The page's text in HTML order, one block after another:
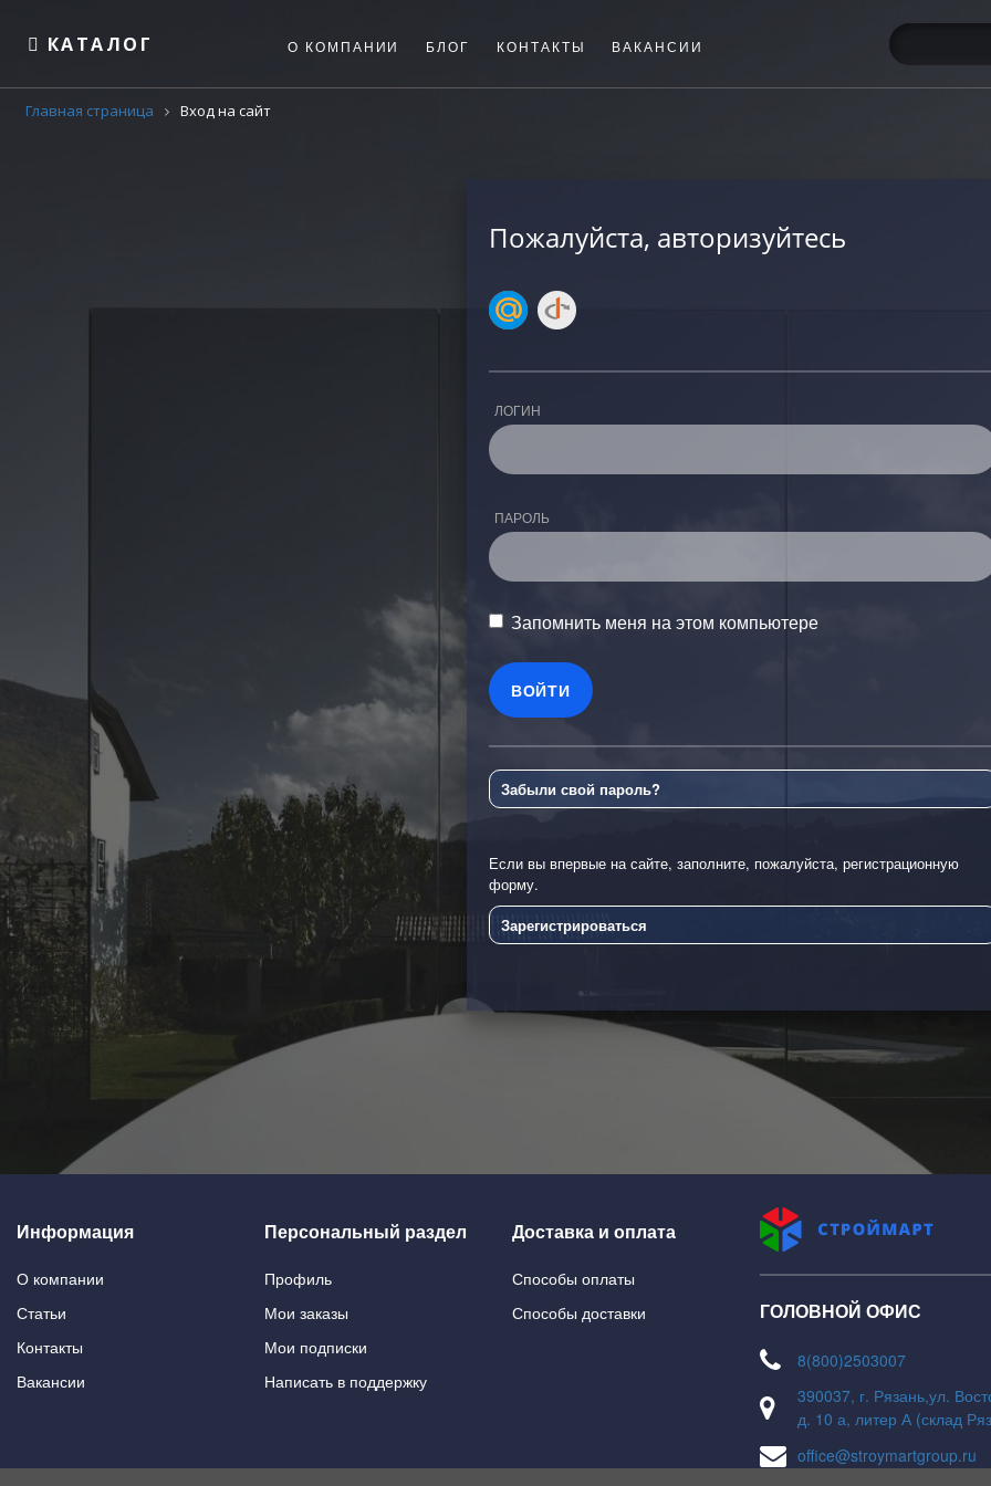
КАТАЛОГ О КОМПАНИИ БЛОГ КОНТАКТЫ ВАКАНСИИ
Главная страница Вход на сайт
Пожалуйста, авторизуйтесь
ЛОГИН
ПАРОЛЬ
Запомнить меня на этом компьютере
Забыли свой пароль?
Если вы впервые на сайте, заполните, пожалуйста, регистрационную
форму.
Зарегистрироваться
Информация
О компании
Статьи
Контакты
Вакансии
Персональный раздел
Профиль
Мои заказы
Мои подписки
Написать в поддержку
Доставка и оплата
Способы оплаты
Способы доставки
ГОЛОВНОЙ ОФИС
8(800)2503007
390037, г. Рязань,ул.
д. 10 а, литер А (склад
office@stroymartgroup.ru